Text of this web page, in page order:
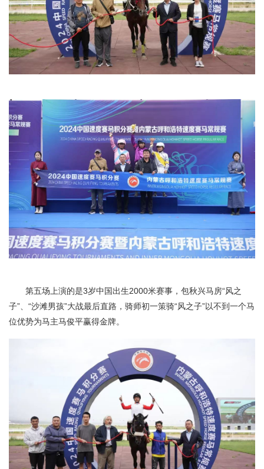
第五场上演的是3岁中国出生2000米赛事，包秋兴马房“风之
子”、“沙滩男孩”大战最后直路，骑师初一策骑“风之子”以不到一个马
位优势为马主马俊平赢得金牌。